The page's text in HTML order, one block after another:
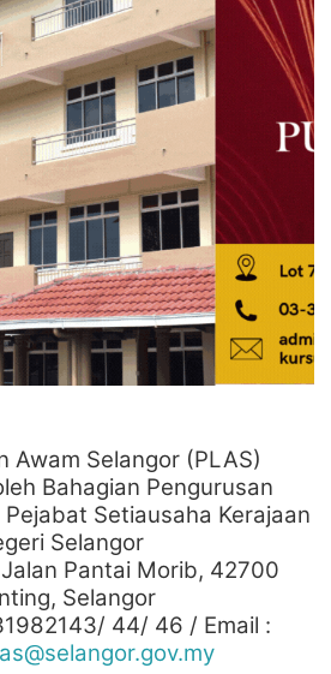
Awam Selangor (PLAS)
Bahagian Pengurusan
Setiausaha Kerajaan
Selangor
Pantai Morib, 42700
Selangor
44/ 46 / Email :